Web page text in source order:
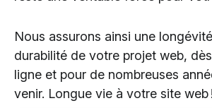
Nous assurons ainsi une
durabilité de votre projet web,
ligne et pour de nombreuses
venir. Longue vie à votre site web !